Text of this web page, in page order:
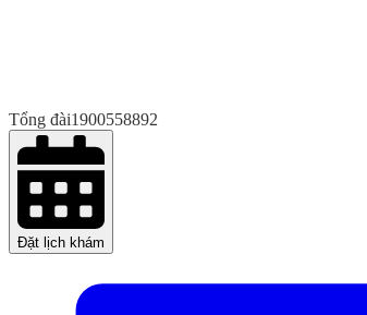
Tổng đài1900558892
Đặt lịch khám